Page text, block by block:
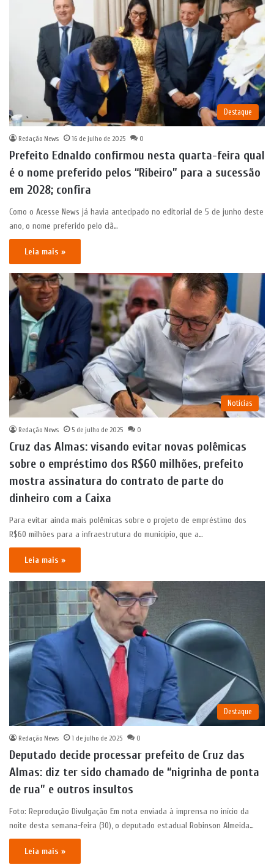
Destaque
Redação News 16 de julho de 2025 0
Prefeito Ednaldo confirmou nesta quarta-feira qual
é o nome preferido pelos “Ribeiro” para a sucessão
em 2028; confira
Como o Acesse News já havia antecipado no editorial de 5 de junho deste
ano, o nome preferido pelo clã…
Leia mais »
Notícias
Redação News 5 de julho de 2025 0
Cruz das Almas: visando evitar novas polêmicas
sobre o empréstimo dos R$60 milhões, prefeito
mostra assinatura do contrato de parte do
dinheiro com a Caixa
Para evitar ainda mais polêmicas sobre o projeto de empréstimo dos
R$60 milhões para a infraestrutura do município, que a…
Leia mais »
Destaque
Redação News 1 de julho de 2025 0
Deputado decide processar prefeito de Cruz das
Almas: diz ter sido chamado de “nigrinha de ponta
de rua” e outros insultos
Foto: Reprodução Divulgação Em nota enviada à imprensa no início da
noite desta semana-feira (30), o deputado estadual Robinson Almeida…
Leia mais »